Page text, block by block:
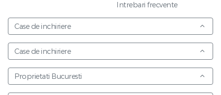
Intrebari frecvente
Case de inchiriere
Case de inchiriere
Proprietati Bucuresti